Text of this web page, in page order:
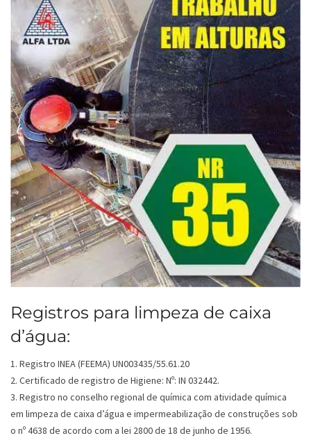
Registros para limpeza de caixa
d’água:
1. Registro INEA (FEEMA) UN003435/55.61.20
2. Certificado de registro de Higiene: Nº: IN 032442.
3. Registro no conselho regional de química com atividade química
em limpeza de caixa d’água e impermeabilização de construções sob
o nº 4638 de acordo com a lei 2800 de 18 de junho de 1956.